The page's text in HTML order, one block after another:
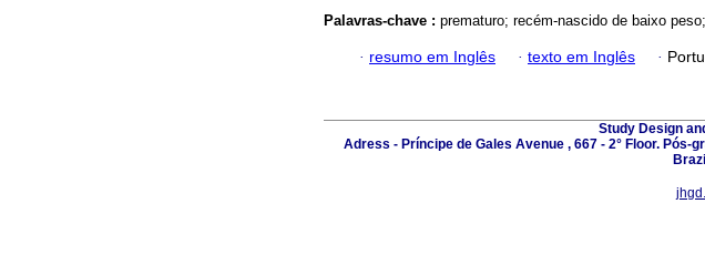
Palavras-chave : prematuro; recém-nascido de baixo
· resumo em Inglês · texto em Inglês ·
Study Design
Adress - Príncipe de Gales Avenue , 667 - 2° Floor.